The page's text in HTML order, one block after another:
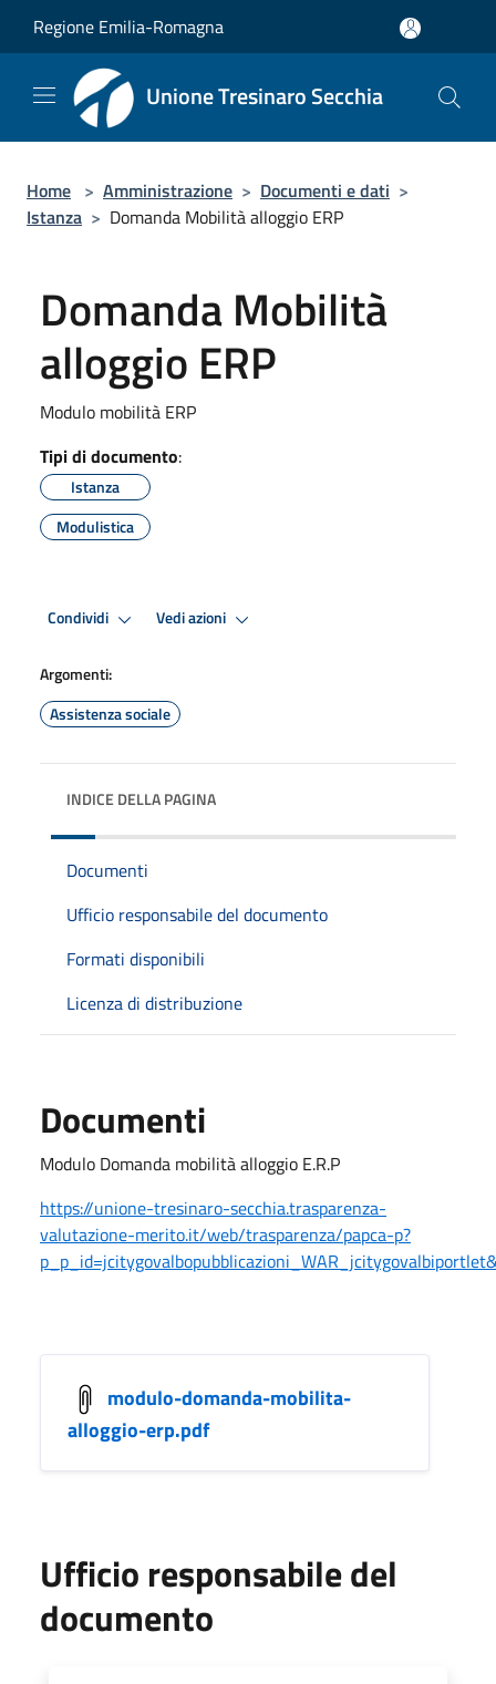
Regione Emilia-Romagna
Unione Tresinaro Secchia
Home > Amministrazione > Documenti e dati >
Istanza > Domanda Mobilità alloggio ERP
Domanda Mobilità
alloggio ERP
Modulo mobilità ERP
Tipi di documento:
Istanza
Modulistica
Condividi Vedi azioni
Argomenti:
Assistenza sociale
INDICE DELLA PAGINA
Documenti
Ufficio responsabile del documento
Formati disponibili
Licenza di distribuzione
Documenti
Modulo Domanda mobilità alloggio E.R.P
https://unione-tresinaro-secchia.trasparenza-
valutazione-merito.it/web/trasparenza/papca-p?
modulo-domanda-mobilita-
alloggio-erp.pdf
Ufficio responsabile del
documento